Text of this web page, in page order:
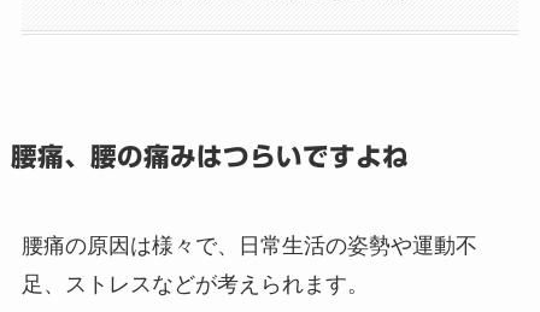
腰痛、腰の痛みはつらいですよね
腰痛の原因は様々で、日常生活の姿勢や運動不
足、ストレスなどが考えられます。